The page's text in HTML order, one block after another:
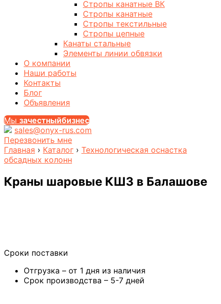
Стропы канатные ВК
Стропы канатные
Стропы текстильные
Стропы цепные
Канаты стальные
Элементы линии обвязки
О компании
Наши работы
Контакты
Блог
Объявления
Мы зачестныйбизнес
sales@onyx-rus.com
Перезвонить мне
Главная › Каталог › Технологическая оснастка
обсадных колонн
Краны шаровые КШЗ в Балашове
Сроки поставки
Отгрузка – от 1 дня из наличия
Срок производства – 5-7 дней